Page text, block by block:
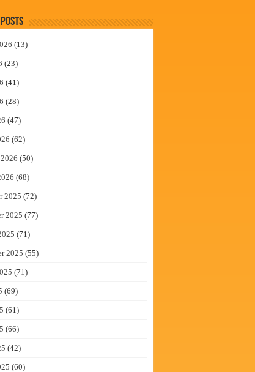
(13)
(23)
(41)
(28)
(47)
(62)
(50)
(68)
2025 (72)
2025 (77)
(71)
2025 (55)
(71)
(69)
(61)
(66)
(42)
(60)